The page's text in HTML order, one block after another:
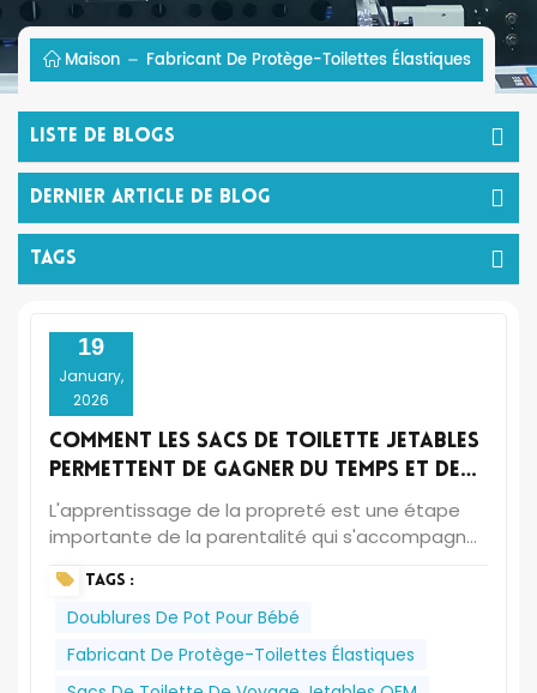
Maison Fabricant De Protège-Toilettes Élastiques
Liste De Blogs
Dernier Article De Blog
TAGS
19
January,
2026
Comment les sacs de toilette jetables
permettent de gagner du temps et de
préserver sa santé mentale
L'apprentissage de la propreté est une étape
importante de la parentalité qui s'accompagne
ravi(e) de voir votre enfant grandir, mais
soudain, vous devez faire face à des
nettoyages constants, des accidents imprévus
et au casse-tête logistique des pauses pipi hors
TAGS :
Doublures De Pot Pour Bébé
Fabricant De Protège-Toilettes Élastiques